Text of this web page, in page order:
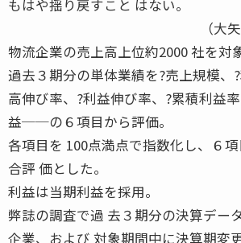
もはや揺り戻すこと はない。
（大矢昌浩）
物流企業の売上高上位約2000 社を対
過去３期分の単体業績を?売上規模、
高伸び率、?利益伸び率、?累積利益
益──の６項目から評価。
各項目を 100点満点で指数化し、６
合評 価とした。
利益は当期利益を採用。
弊誌の調査で過 去３期分の決算デー
企業、および 対象期間中に決算期変